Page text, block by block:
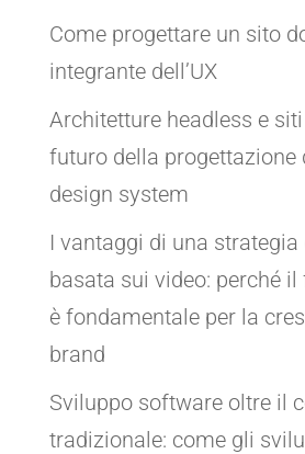
Come progettare un sito
integrante dell’UX
Architetture headless e
futuro della progettazione
design system
I vantaggi di una
basata sui video: perché
è fondamentale per la
brand
Sviluppo software oltre il
tradizionale: come gli